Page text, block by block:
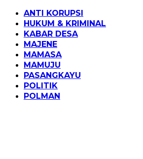
ANTI KORUPSI
HUKUM & KRIMINAL
KABAR DESA
MAJENE
MAMASA
MAMUJU
PASANGKAYU
POLITIK
POLMAN